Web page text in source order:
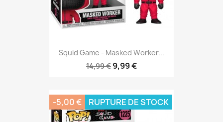
Squid Game - Masked Worker...
14,99 € 9,99 €
-5,00 € RUPTURE DE STOCK